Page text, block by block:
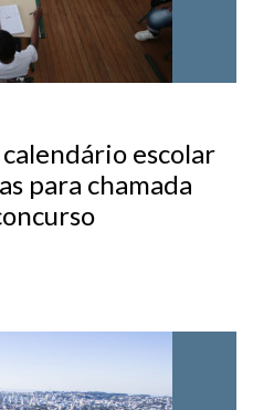
escolar
para chamada